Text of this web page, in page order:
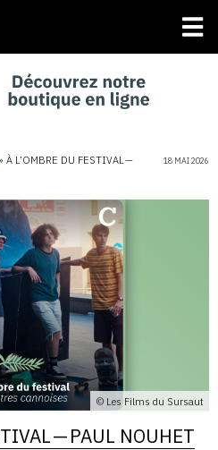
À L’OMBRE DU FESTIVAL —
18 MAI 2026
© Les Films du Sursaut
— PAUL NOUHET